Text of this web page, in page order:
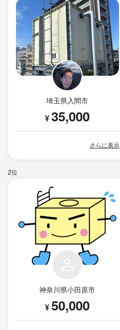
埼玉県入間市
¥35,000
さらに表示
2位
神奈川県小田原市
¥50,000